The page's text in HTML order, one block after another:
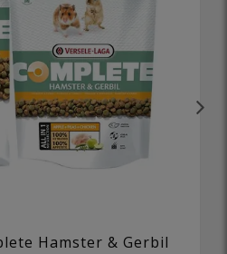
Hamster & Gerbil